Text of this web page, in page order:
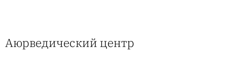
Аюрведический центр